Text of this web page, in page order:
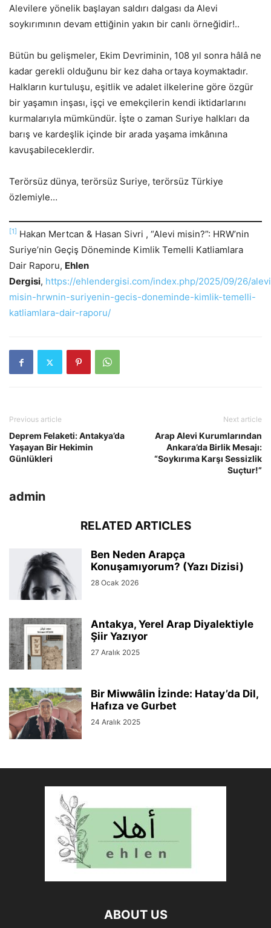
Alevilere yönelik başlayan saldırı dalgası da Alevi
soykırımının devam ettiğinin yakın bir canlı örneğidir!..
Bütün bu gelişmeler, Ekim Devriminin, 108 yıl sonra hâlâ ne
kadar gerekli olduğunu bir kez daha ortaya koymaktadır.
Halkların kurtuluşu, eşitlik ve adalet ilkelerine göre özgür
bir yaşamın inşası, işçi ve emekçilerin kendi iktidarlarını
kurmalarıyla mümkündür. İşte o zaman Suriye halkları da
barış ve kardeşlik içinde bir arada yaşama imkânına
kavuşabileceklerdir.
Terörsüz dünya, terörsüz Suriye, terörsüz Türkiye
özlemiyle…
[1] Hakan Mertcan & Hasan Sivri , “Alevi misin?”: HRW’nin
Suriye’nin Geçiş Döneminde Kimlik Temelli Katliamlara
Dair Raporu, Ehlen
Dergisi, https://ehlendergisi.com/index.php/2025/09/26/
misin-hrwnin-suriyenin-gecis-doneminde-kimlik-temelli-
katliamlara-dair-raporu/
Previous article
Deprem Felaketi: Antakya’da
Yaşayan Bir Hekimin
Günlükleri
Next article
Arap Alevi Kurumlarından
Ankara’da Birlik Mesajı:
“Soykırıma Karşı Sessizlik
Suçtur!”
admin
RELATED ARTICLES
Ben Neden Arapça
Konuşamıyorum? (Yazı Dizisi)
28 Ocak 2026
Antakya, Yerel Arap Diyalektiyle
Şiir Yazıyor
27 Aralık 2025
Bir Miwwâlin İzinde: Hatay’da Dil,
Hafıza ve Gurbet
24 Aralık 2025
ABOUT US